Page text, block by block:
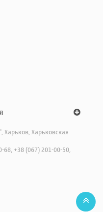
Харьков, Харьковская
68, +38 (067) 201-00-50,